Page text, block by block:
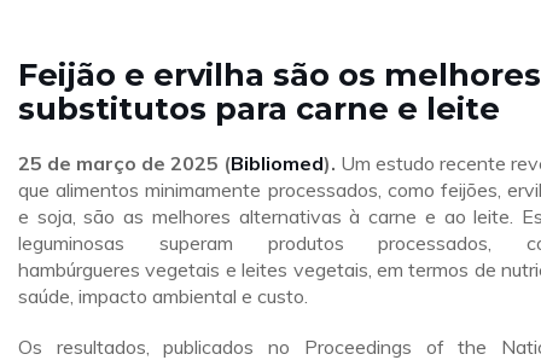
Feijão e ervilha são os melhores
substitutos para carne e leite
25 de março de 2025 (Bibliomed). Um estudo recente
que alimentos minimamente processados, como feijões,
e soja, são as melhores alternativas à carne e ao leite.
leguminosas superam produtos processados,
hambúrgueres vegetais e leites vegetais, em termos de
saúde, impacto ambiental e custo.
Os resultados, publicados no Proceedings of the